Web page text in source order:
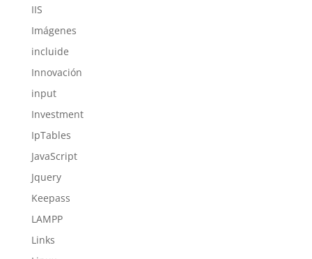
IIS
Imágenes
incluide
Innovación
input
Investment
IpTables
JavaScript
Jquery
Keepass
LAMPP
Links